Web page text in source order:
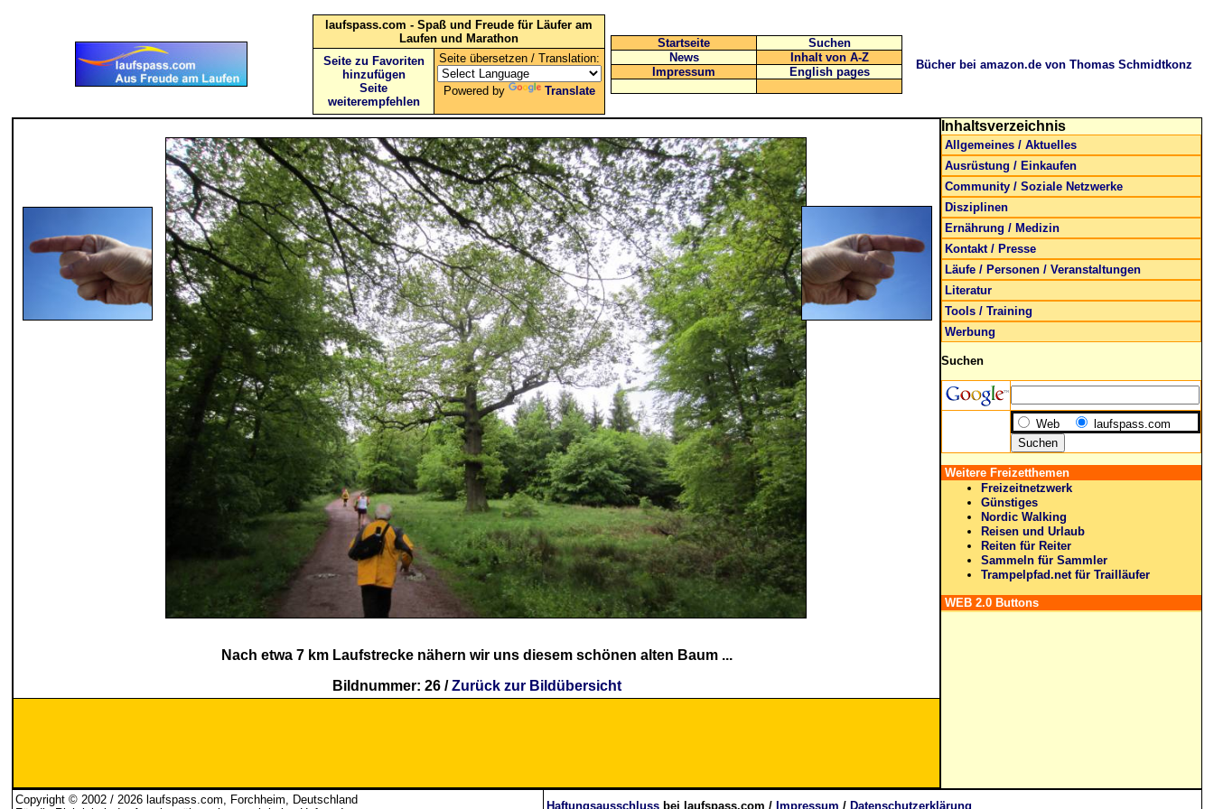
laufspass.com - Spaß und Freude für Läufer am
Laufen und Marathon
Seite zu Favoriten
hinzufügen
Seite
weiterempfehlen
Seite übersetzen / Translation:
Powered by Translate
Startseite
Suchen
News
Inhalt von A-Z
Impressum
English pages
Bücher bei amazon.de von Thomas Schmidtkonz
Nach etwa 7 km Laufstrecke nähern wir uns diesem schönen alten Baum ...
Bildnummer: 26 /Zurück zur Bildübersicht
Inhaltsverzeichnis
Allgemeines / Aktuelles
Ausrüstung / Einkaufen
Community / Soziale Netzwerke
Disziplinen
Ernährung / Medizin
Kontakt / Presse
Läufe / Personen / Veranstaltungen
Literatur
Tools / Training
Werbung
Suchen
Web laufspass.com
Weitere Freizetthemen
Freizeitnetzwerk
Günstiges
Nordic Walking
Reisen und Urlaub
Reiten für Reiter
Sammeln für Sammler
Trampelpfad.net für Trailläufer
WEB 2.0 Buttons
Copyright © 2002 / 2026 laufspass.com, Forchheim, Deutschland
Haftungsausschluss bei laufspass.com / Impressum / Datenschutzerklärung